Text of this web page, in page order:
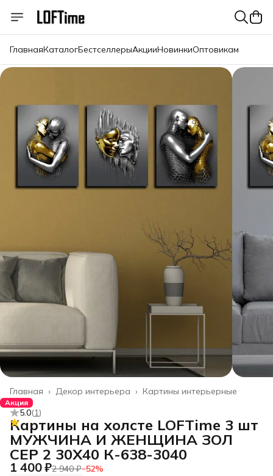
ГлавнаяКаталогБестселлерыАкцииНовинкиОптовикам
Картины интерьерные
Декор интерьера ›
Главная ›
Акция
5.0(1)
Картины на холсте LOFTime 3 шт
МУЖЧИНА И ЖЕНЩИНА ЗОЛ
СЕР 2 30Х40 К-638-3040
1 400 ₽2 940 ₽−52%